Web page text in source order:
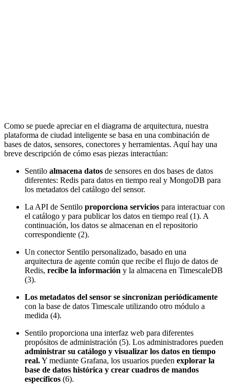
Como se puede apreciar en el diagrama de arquitectura, nuestra
plataforma de ciudad inteligente se basa en una combinación de
bases de datos, sensores, conectores y herramientas. Aquí hay una
breve descripción de cómo esas piezas interactúan:
Sentilo almacena datos de sensores en dos bases de datos
diferentes: Redis para datos en tiempo real y MongoDB para
los metadatos del catálogo del sensor.
La API de Sentilo proporciona servicios para interactuar con
el catálogo y para publicar los datos en tiempo real (1). A
continuación, los datos se almacenan en el repositorio
correspondiente (2).
Un conector Sentilo personalizado, basado en una
arquitectura de agente común que recibe el flujo de datos de
Redis, recibe la información y la almacena en TimescaleDB
(3).
Los metadatos del sensor se sincronizan periódicamente
con la base de datos Timescale utilizando otro módulo a
medida (4).
Sentilo proporciona una interfaz web para diferentes
propósitos de administración (5). Los administradores pueden
administrar su catálogo y visualizar los datos en tiempo
real.Y mediante Grafana, los usuarios pueden explorar la
base de datos histórica y crear cuadros de mandos
específicos (6).